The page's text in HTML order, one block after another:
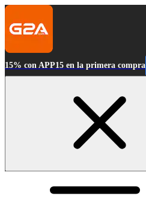
15% con APP15 en la primera compra